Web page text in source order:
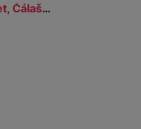
Sámiráđđi / Samerådet, Čálašeapmi, áššebáhpirat /...
Gå til detaljvisning